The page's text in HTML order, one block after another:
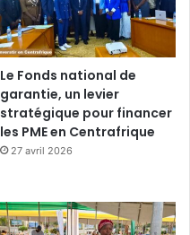
Le Fonds national de
garantie, un levier
stratégique pour financer
les PME en Centrafrique
27 avril 2026